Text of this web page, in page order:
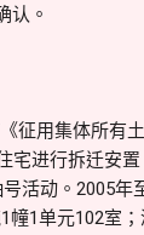
认。
征用集体所有
宅进行拆迁安
活动。2005年
1单元102室